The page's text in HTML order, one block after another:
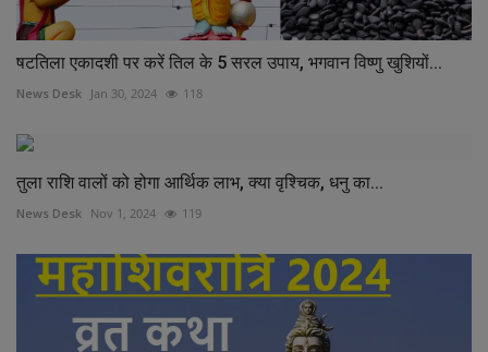
षटतिला एकादशी पर करें तिल के 5 सरल उपाय, भगवान विष्णु खुशियों...
News Desk Jan 30, 2024 118
तुला राशि वालों को होगा आर्थिक लाभ, क्या वृश्चिक, धनु का...
News Desk Nov 1, 2024 119